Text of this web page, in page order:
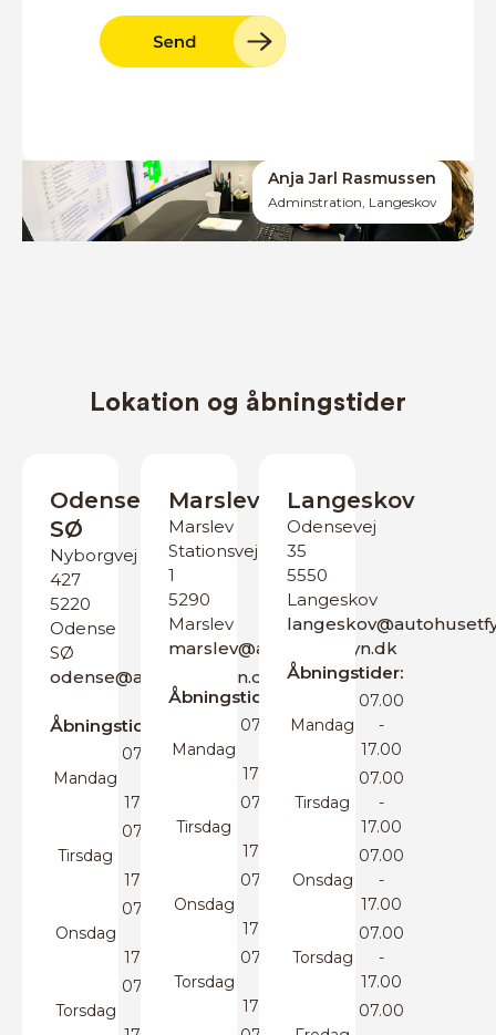
Anja Jarl Rasmussen
Adminstration, Langeskov
Lokation og åbningstider
Odense
SØ
Nyborgvej
427
5220
Odense
SØ
odense@autohusetfyn.dk
Åbningstider:
Mandag
07.00
17.00
Tirsdag
07.00
17.00
Onsdag
07.00
17.00
Torsdag
07.00
Marslev
Marslev
Stationsvej
1
5290
Marslev
marslev@autohusetfyn.dk
Åbningstider:
Mandag
07.00
17.00
Tirsdag
07.00
17.00
Onsdag
07.00
17.00
Torsdag
07.00
17.00
Langeskov
Odensevej
35
5550
Langeskov
Åbningstider:
Mandag
07.00
-
17.00
Tirsdag
07.00
-
17.00
Onsdag
07.00
-
17.00
Torsdag
07.00
-
17.00
07.00